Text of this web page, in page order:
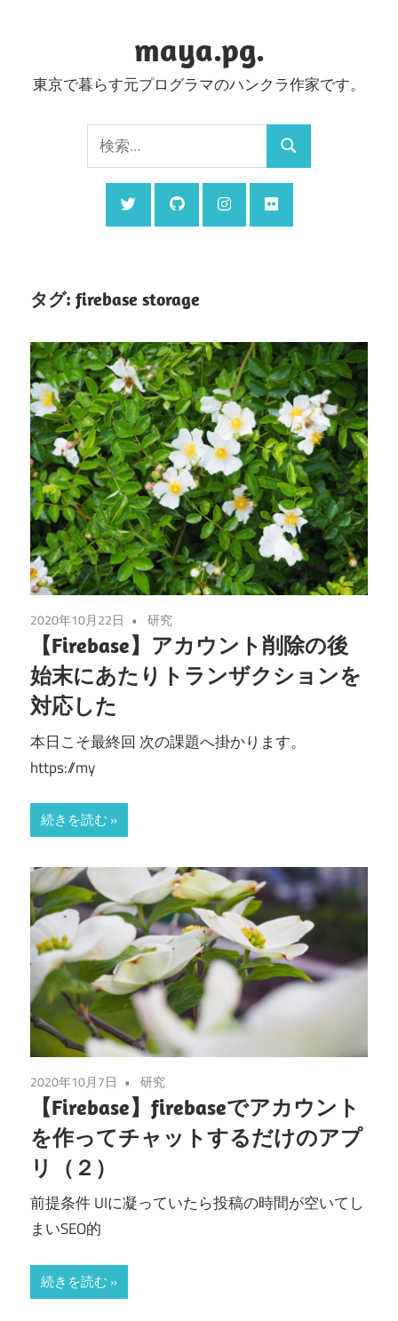
ン
maya.pg.
東京で暮らす元プログラマのハンクラ作家です。
索:
検
索
タグ: firebase storage
2020年10月22日 研究
【Firebase】アカウント削除の後
始末にあたりトランザクションを
対応した
本日こそ最終回 次の課題へ掛かります。
https://my
続きを読む
2020年10月7日 研究
【Firebase】firebaseでアカウント
を作ってチャットするだけのアプ
リ（２）
前提条件 UIに凝っていたら投稿の時間が空いてし
まいSEO的
続きを読む